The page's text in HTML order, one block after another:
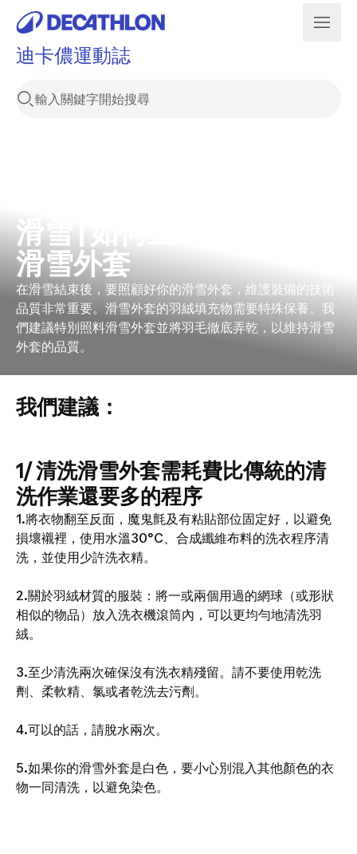
迪卡儂運動誌
滑雪 | 如何正確保養你的
滑雪外套
在滑雪結束後，要照顧好你的滑雪外套，維護裝備的技術
品質非常重要。滑雪外套的羽絨填充物需要特殊保養。我
們建議特別照料滑雪外套並將羽毛徹底弄乾，以維持滑雪
外套的品質。
​​​​​​我們建議：
1/ 清洗滑雪外套需耗費比傳統的清
洗作業還要多的程序
1.將衣物翻至反面，魔鬼氈及有粘貼部位固定好，以避免
損壞襯裡，使用水溫30°C、合成纖維布料的洗衣程序清
洗，並使用少許洗衣精。
2.關於羽絨材質的服裝：將一或兩個用過的網球（或形狀
相似的物品）放入洗衣機滾筒內，可以更均勻地清洗羽
絨。
3.至少清洗兩次確保沒有洗衣精殘留。請不要使用乾洗
劑、柔軟精、氯或者乾洗去污劑。
4.可以的話，請脫水兩次。
5.如果你的滑雪外套是白色，要小心別混入其他顏色的衣
物一同清洗，以避免染色。